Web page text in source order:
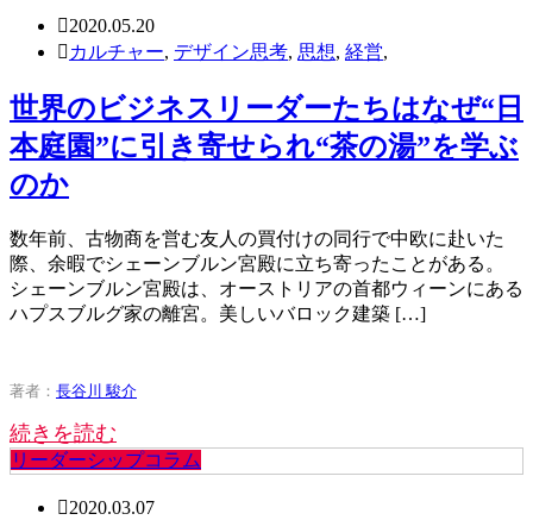
2020.05.20
カルチャー, デザイン思考, 思想, 経営,
世界のビジネスリーダーたちはなぜ“日
本庭園”に引き寄せられ“茶の湯”を学ぶ
のか
数年前、古物商を営む友人の買付けの同行で中欧に赴いた
際、余暇でシェーンブルン宮殿に立ち寄ったことがある。
シェーンブルン宮殿は、オーストリアの首都ウィーンにある
ハプスブルグ家の離宮。美しいバロック建築 […]
著者： 長谷川 駿介
続きを読む
リーダーシップコラム
2020.03.07